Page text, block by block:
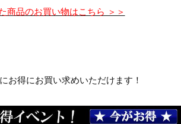
商品のお買い物はこちら ＞＞
お得にお買い求めいただけます！